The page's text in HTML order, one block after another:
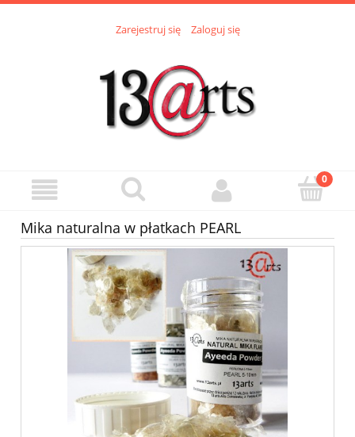
Zarejestruj się Zaloguj się
Mika naturalna w płatkach PEARL